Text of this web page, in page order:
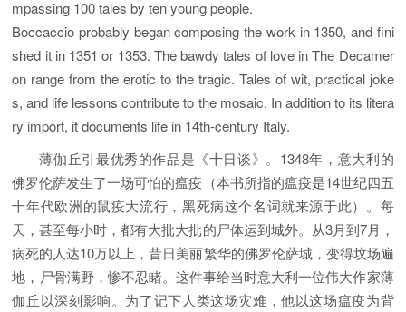
mpassing 100 tales by ten young people.
Boccaccio probably began composing the work in 1350, and fini
shed it in 1351 or 1353. The bawdy tales of love in The Decamer
on range from the erotic to the tragic. Tales of wit, practical joke
s, and life lessons contribute to the mosaic. In addition to its litera
ry import, it documents life in 14th-century Italy.
薄伽丘引最优秀的作品是《十日谈》。1348年，意大利的
佛罗伦萨发生了一场可怕的瘟疫（本书所指的瘟疫是14世纪四五
十年代欧洲的鼠疫大流行，黑死病这个名词就来源于此）。每
天，甚至每小时，都有大批大批的尸体运到城外。从3月到7月，
病死的人达10万以上，昔日美丽繁华的佛罗伦萨城，变得坟场遍
地，尸骨满野，惨不忍睹。这件事给当时意大利一位伟大作家薄
伽丘以深刻影响。为了记下人类这场灾难，他以这场瘟疫为背